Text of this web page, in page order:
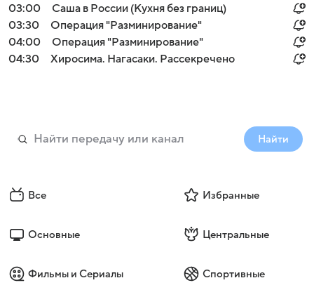
03:00
Саша в России (Кухня без границ)
03:30
Операция "Разминирование"
04:00
Операция "Разминирование"
04:30
Хиросима. Нагасаки. Рассекречено
Найти
Все Избранные
Основные Центральные
Фильмы и Сериалы Спортивные